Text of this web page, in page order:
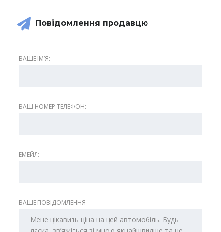
Повідомлення продавцю
ВАШЕ ІМʼЯ:
ВАШ НОМЕР ТЕЛЕФОН:
ЕМЕЙЛ:
ВАШЕ ПОВІДОМЛЕННЯ